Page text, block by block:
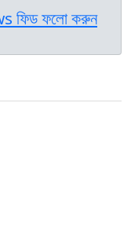
ফিড ফলো করুন